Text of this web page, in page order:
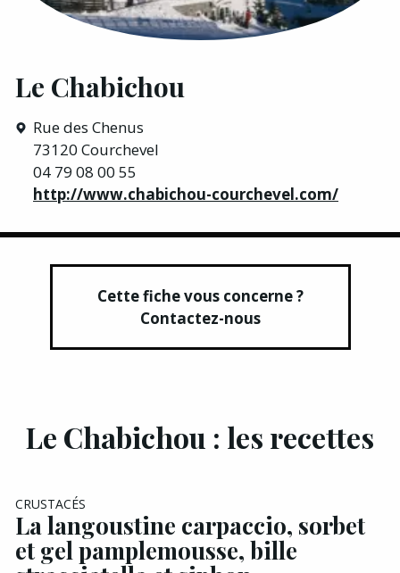
Le Chabichou
Rue des Chenus
73120 Courchevel
04 79 08 00 55
http://www.chabichou-courchevel.com/
Cette fiche vous concerne ?
Contactez-nous
Le Chabichou : les recettes
CRUSTACÉS
La langoustine carpaccio, sorbet
et gel pamplemousse, bille